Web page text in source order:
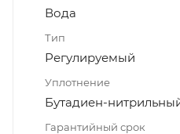
Вода
Тип
Регулируемый
Уплотнение
Бутадиен-
Гарантийный срок